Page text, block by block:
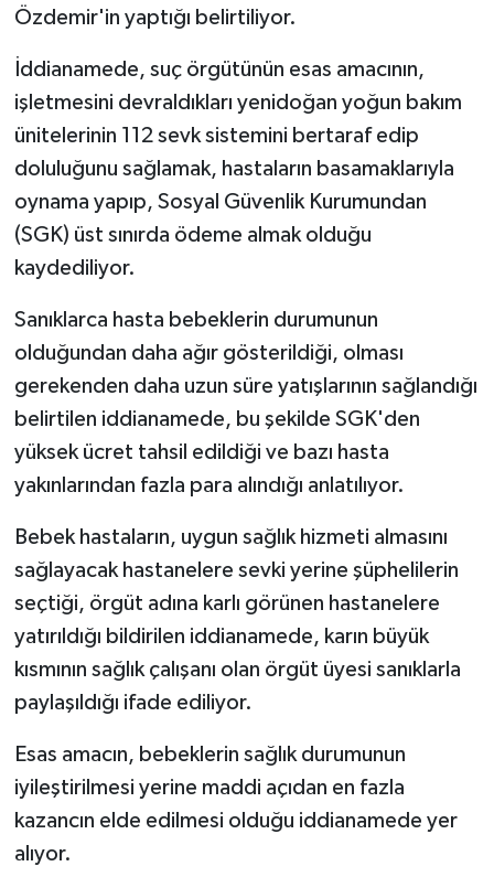
Özdemir'in yaptığı belirtiliyor.
İddianamede, suç örgütünün esas amacının,
işletmesini devraldıkları yenidoğan yoğun bakım
ünitelerinin 112 sevk sistemini bertaraf edip
doluluğunu sağlamak, hastaların basamaklarıyla
oynama yapıp, Sosyal Güvenlik Kurumundan
(SGK) üst sınırda ödeme almak olduğu
kaydediliyor.
Sanıklarca hasta bebeklerin durumunun
olduğundan daha ağır gösterildiği, olması
gerekenden daha uzun süre yatışlarının sağlandığı
belirtilen iddianamede, bu şekilde SGK'den
yüksek ücret tahsil edildiği ve bazı hasta
yakınlarından fazla para alındığı anlatılıyor.
Bebek hastaların, uygun sağlık hizmeti almasını
sağlayacak hastanelere sevki yerine şüphelilerin
seçtiği, örgüt adına karlı görünen hastanelere
yatırıldığı bildirilen iddianamede, karın büyük
kısmının sağlık çalışanı olan örgüt üyesi sanıklarla
paylaşıldığı ifade ediliyor.
Esas amacın, bebeklerin sağlık durumunun
iyileştirilmesi yerine maddi açıdan en fazla
kazancın elde edilmesi olduğu iddianamede yer
alıyor.